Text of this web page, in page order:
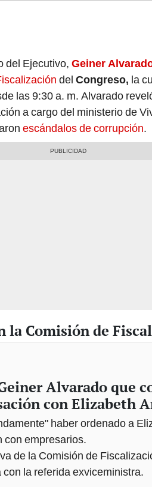
del Ejecutivo, Geiner
del Congreso, la
las 9:30 a. m. Alvarado
a cargo del ministerio de
escándalos de corrupción.
la Comisión de
Alvarado que
con Elizabeth
haber ordenado a
con empresarios.
de la Comisión de
la referida exviceministra.